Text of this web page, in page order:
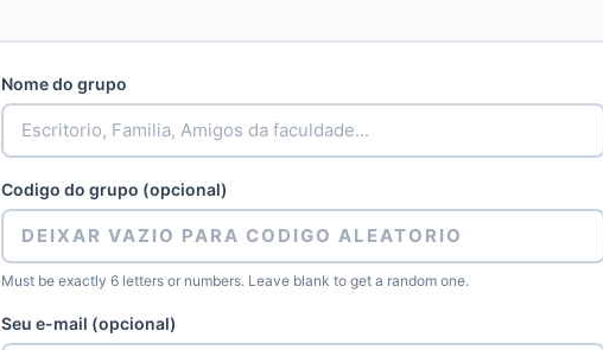
Nome do grupo
Codigo do grupo (opcional)
Must be exactly 6 letters or numbers. Leave blank to get a random one.
Seu e-mail (opcional)